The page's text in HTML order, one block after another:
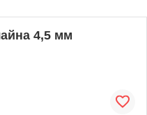
4,5 мм